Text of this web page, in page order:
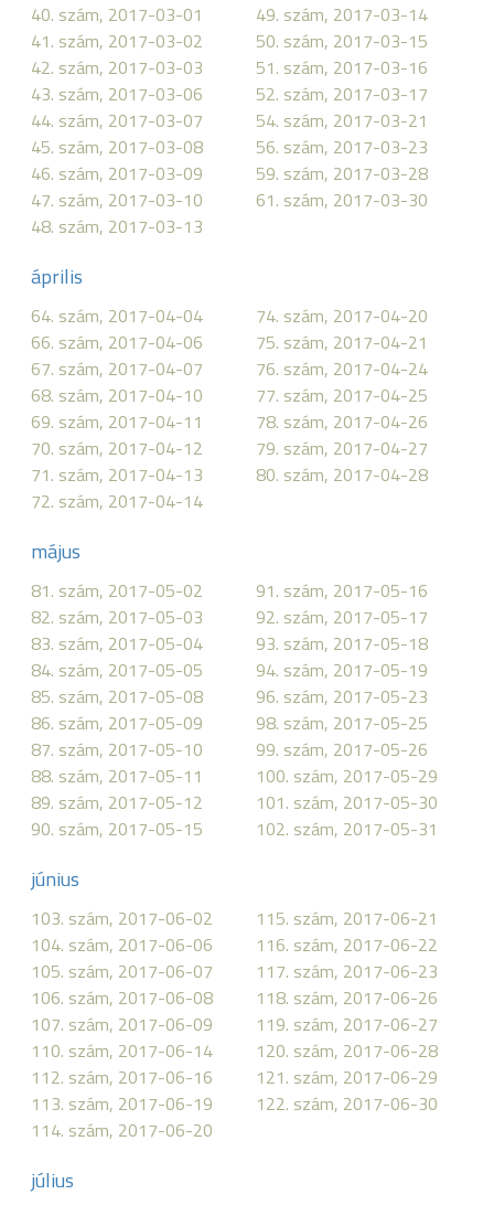
40. szám, 2017-03-01
41. szám, 2017-03-02
42. szám, 2017-03-03
43. szám, 2017-03-06
44. szám, 2017-03-07
45. szám, 2017-03-08
46. szám, 2017-03-09
47. szám, 2017-03-10
48. szám, 2017-03-13
49. szám, 2017-03-14
50. szám, 2017-03-15
51. szám, 2017-03-16
52. szám, 2017-03-17
54. szám, 2017-03-21
56. szám, 2017-03-23
59. szám, 2017-03-28
61. szám, 2017-03-30
április
64. szám, 2017-04-04
66. szám, 2017-04-06
67. szám, 2017-04-07
68. szám, 2017-04-10
69. szám, 2017-04-11
70. szám, 2017-04-12
71. szám, 2017-04-13
72. szám, 2017-04-14
74. szám, 2017-04-20
75. szám, 2017-04-21
76. szám, 2017-04-24
77. szám, 2017-04-25
78. szám, 2017-04-26
79. szám, 2017-04-27
80. szám, 2017-04-28
május
81. szám, 2017-05-02
82. szám, 2017-05-03
83. szám, 2017-05-04
84. szám, 2017-05-05
85. szám, 2017-05-08
86. szám, 2017-05-09
87. szám, 2017-05-10
88. szám, 2017-05-11
89. szám, 2017-05-12
90. szám, 2017-05-15
91. szám, 2017-05-16
92. szám, 2017-05-17
93. szám, 2017-05-18
94. szám, 2017-05-19
96. szám, 2017-05-23
98. szám, 2017-05-25
99. szám, 2017-05-26
100. szám, 2017-05-29
101. szám, 2017-05-30
102. szám, 2017-05-31
június
103. szám, 2017-06-02
104. szám, 2017-06-06
105. szám, 2017-06-07
106. szám, 2017-06-08
107. szám, 2017-06-09
110. szám, 2017-06-14
112. szám, 2017-06-16
113. szám, 2017-06-19
114. szám, 2017-06-20
115. szám, 2017-06-21
116. szám, 2017-06-22
117. szám, 2017-06-23
118. szám, 2017-06-26
119. szám, 2017-06-27
120. szám, 2017-06-28
121. szám, 2017-06-29
122. szám, 2017-06-30
július